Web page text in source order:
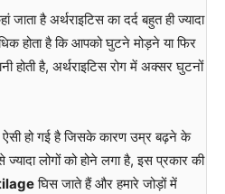
जाता है अर्थराइटिस का दर्द बहुत ही ज्यादा
होता है कि आपको घुटने मोड़ने या फिर
होती है, अर्थराइटिस रोग में अक्सर घुटनों
हो गई है जिसके कारण उम्र बढ़ने के
लोगों को होने लगा है, इस प्रकार की
घिस जाते हैं और हमारे जोड़ों में